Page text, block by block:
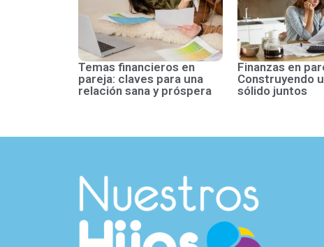
Temas financieros en
pareja: claves para una
relación sana y próspera
Finanzas en
Construyendo
sólido juntos